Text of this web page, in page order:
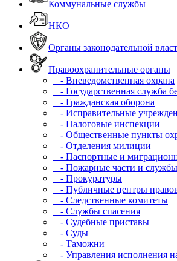
Коммунальные службы
НКО
Органы законодательной
Правоохранительные органы
- Вневедомственная охрана
- Государственная служба
- Гражданская оборона
- Исправительные
- Налоговые инспекции
- Общественные пункты
- Отделения милиции
- Паспортные и
- Пожарные части и службы
- Прокуратуры
- Публичные центры
- Следственные комитеты
- Службы спасения
- Судебные приставы
- Суды
- Таможни
- Управления исполнения